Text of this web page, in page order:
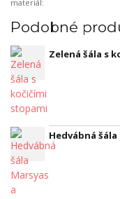
materiál:
Podobné
Zelená šála s
Hedvábná